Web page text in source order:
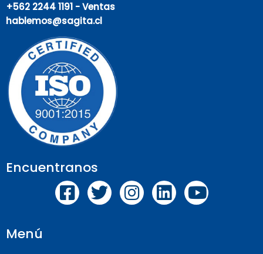
+562 2244 1191 - Ventas
hablemos@sagita.cl
Encuentranos
Menú